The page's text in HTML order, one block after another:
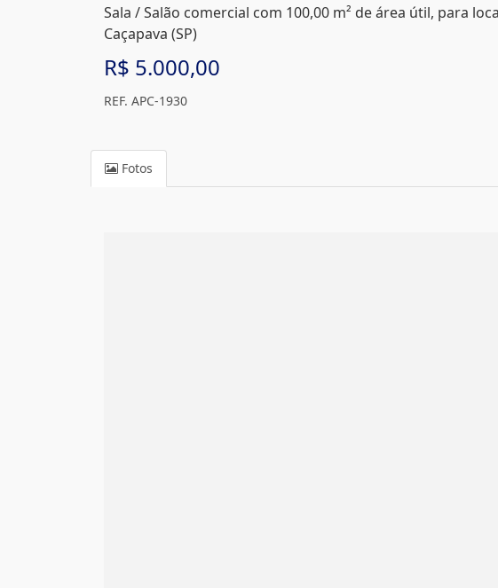
Sala / Salão comercial com 100,00 m² de área útil, para
Caçapava (SP)
R$ 5.000,00
REF. APC-1930
Fotos